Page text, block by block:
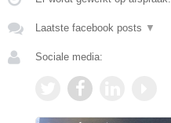
Laatste facebook posts ▼
Sociale media: